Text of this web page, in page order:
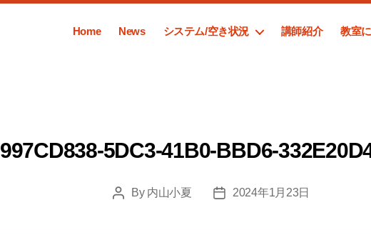
Home News システム/空き状況 講師紹介 教室
997CD838-5DC3-41B0-BBD6-
PostBy 内山小夏
Post2024年1月23日